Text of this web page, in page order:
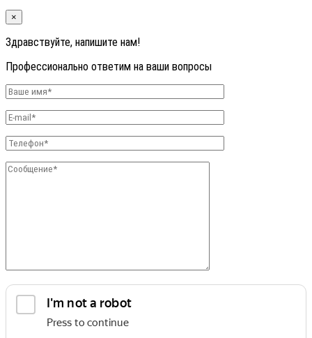
×
Здравствуйте, напишите нам!
Профессионально ответим на ваши вопросы